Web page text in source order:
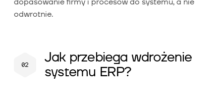
odwrotnie.
Jak przebiega wdrożenie
systemu ERP?